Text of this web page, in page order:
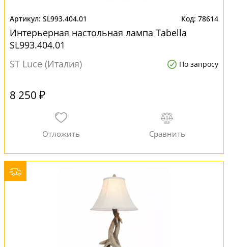
SL993.404.01 78614
Интерьерная настольная лампа Tabella
SL993.404.01
ST Luce (Италия)
По запросу
8 250 ₽